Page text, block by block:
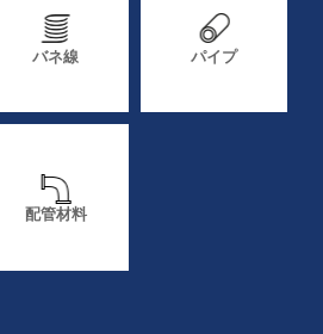
バネ線 パイプ
配管材料